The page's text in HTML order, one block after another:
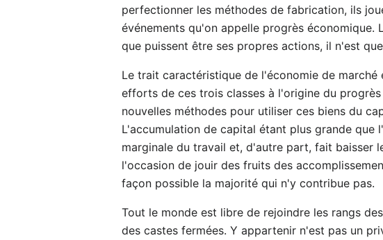
perfectionner les méthodes de fabrication, ils
événements qu'on appelle progrès
que puissent être ses propres actions, il n'est
Le trait caractéristique de l'économie de
efforts de ces trois classes à l'origine du
nouvelles méthodes pour utiliser ces biens du
L'accumulation de capital étant plus grande
marginale du travail et, d'autre part, fait baisser
l'occasion de jouir des fruits des
façon possible la majorité qui n'y contribue pas.
Tout le monde est libre de rejoindre les rangs
des castes fermées. Y appartenir n'est pas un